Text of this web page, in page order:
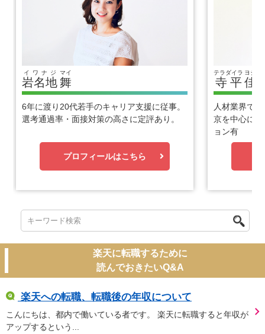
岩名地
イワナジ
舞
マイ
6年に渡り20代若手のキャリア支援に従事。
選考通過率・面接対策の高さに定評あり。
プロフィールはこちら
寺平
テラダイラ
佳
ヨシヒ
人材業界で
京を中心に
ョン有
楽天に転職するために
読んでおきたいQ&A
楽天への転職、転職後の年収について
こんにちは、都内で働いている者です。 楽天に転職すると年収が
アップするという...